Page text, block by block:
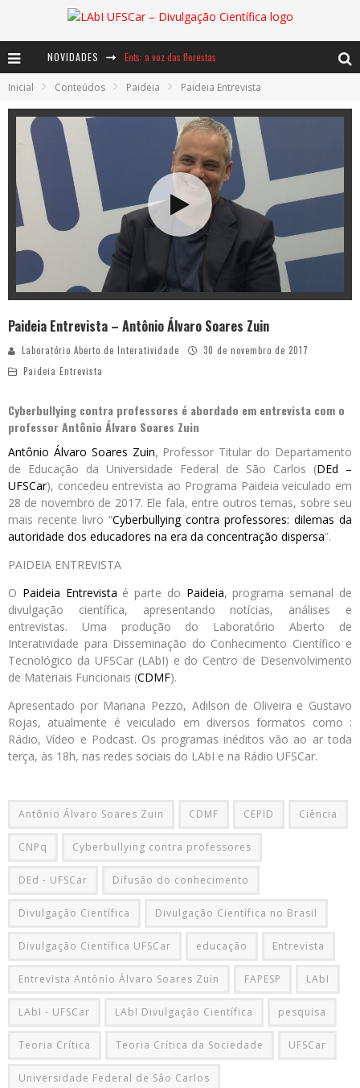
NOVIDADES Ents: a voz das florestas
Notáveis: Bertha Lutz
Baú de Histórias - A jamais imaginada aventura com os moinhos de vento
Inicial Conteúdos Paideia Paideia Entrevista
Paideia Entrevista – Antônio Álvaro Soares Zuin
Laboratório Aberto de Interatividade
30 de novembro de 2017
Paideia Entrevista
Cyberbullying contra professores é abordado em entrevista com o
professor Antônio Álvaro Soares Zuin
Antônio Álvaro Soares Zuin, Professor Titular do Departamento
de Educação da Universidade Federal de São Carlos (DEd –
UFSCar), concedeu entrevista ao Programa Paideia veiculado em
28 de novembro de 2017. Ele fala, entre outros temas, sobre seu
mais recente livro “Cyberbullying contra professores: dilemas da
autoridade dos educadores na era da concentração dispersa”.
PAIDEIA ENTREVISTA
O Paideia Entrevista é parte do Paideia, programa semanal de
divulgação científica, apresentando notícias, análises e
entrevistas. Uma produção do Laboratório Aberto de
Interatividade para Disseminação do Conhecimento Científico e
Tecnológico da UFSCar (LAbI) e do Centro de Desenvolvimento
de Materiais Funcionais (CDMF).
Apresentado por Mariana Pezzo, Adilson de Oliveira e Gustavo
Rojas, atualmente é veiculado em diversos formatos como :
Rádio, Vídeo e Podcast. Os programas inéditos vão ao ar toda
terça, às 18h, nas redes sociais do LAbI e na Rádio UFSCar.
Antônio Álvaro Soares Zuin CDMF CEPID Ciência
CNPq Cyberbullying contra professores
DEd - UFSCar Difusão do conhecimento
Divulgação Científica Divulgação Científica no Brasil
Divulgação Científica UFSCar educação Entrevista
Entrevista Antônio Álvaro Soares Zuin FAPESP LAbI
LAbI - UFSCar LAbI Divulgação Científica pesquisa
Teoria Crítica Teoria Crítica da Sociedade UFSCar
Universidade Federal de Sâo Carlos